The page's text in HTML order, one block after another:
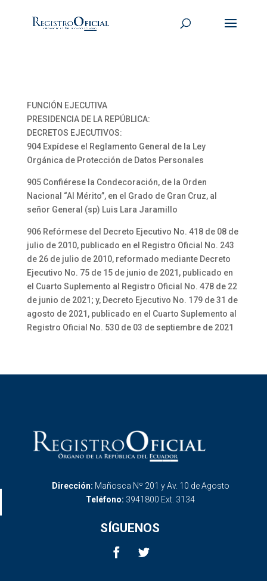
FUNCIÓN EJECUTIVA
PRESIDENCIA DE LA REPÚBLICA:
DECRETOS EJECUTIVOS:
904 Expídese el Reglamento General de la Ley
Orgánica de Protección de Datos Personales
905 Confiérese la Condecoración, de la Orden
Nacional “Al Mérito”, en el Grado de Gran Cruz, al
señor General (sp) Luis Lara Jaramillo
906 Refórmese del Decreto Ejecutivo No. 418 de 08 de
julio de 2010, publicado en el Registro Oficial No. 243
de 26 de julio de 2010, reformado mediante Decreto
Ejecutivo No. 75 de 15 de junio de 2021, publicado en
el Cuarto Suplemento al Registro Oficial No. 478 de 22
de junio de 2021; y, Decreto Ejecutivo No. 179 de 31 de
agosto de 2021, publicado en el Cuarto Suplemento al
Registro Oficial No. 530 de 03 de septiembre de 2021
Dirección: Mañosca Nº 201 y Av. 10 de Agosto
Teléfono: 3941800 Ext. 3134
SÍGUENOS